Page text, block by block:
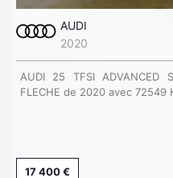
AUDI
2020
AUDI 25 TFSI ADVANCED
FLECHE de 2020 avec 72549
17 400 €